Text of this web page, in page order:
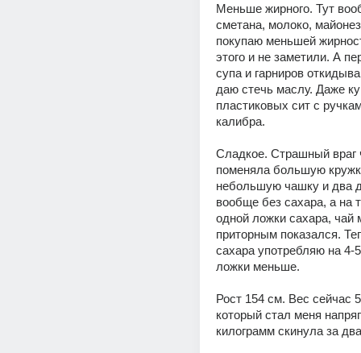
Меньше жирного. Тут
сметана, молоко, майонез
покупаю меньшей
этого и не заметили. А
супа и гарниров
даю стечь маслу. Даже
пластиковых сит с
калибра.
Сладкое. Страшный враг
поменяла большую
небольшую чашку и два
вообще без сахара, а на
одной ложки сахара, чай
приторным показался.
сахара употребляю на 4-
ложки меньше.
Рост 154 см. Вес сейчас
который стал меня
килограмм скинула за